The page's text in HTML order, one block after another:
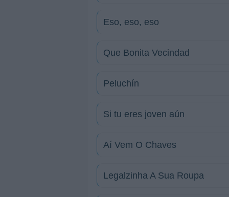
Eso, eso, eso
Que Bonita Vecindad
Peluchín
Si tu eres joven aún
Aí Vem O Chaves
Legalzinha A Sua Roupa